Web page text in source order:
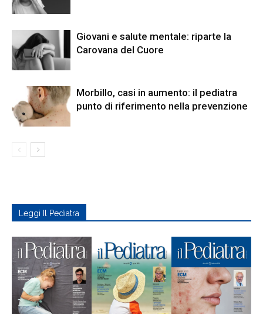
Giovani e salute mentale: riparte la
Carovana del Cuore
Morbillo, casi in aumento: il pediatra
punto di riferimento nella prevenzione
Leggi Il Pediatra